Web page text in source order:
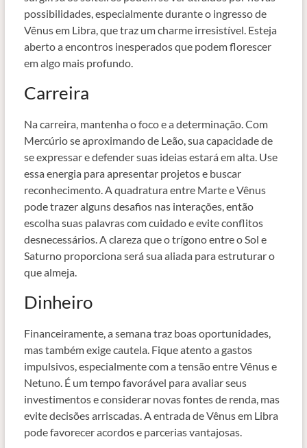
possibilidades, especialmente durante o ingresso de
Vênus em Libra, que traz um charme irresistível. Esteja
aberto a encontros inesperados que podem florescer
em algo mais profundo.
Carreira
Na carreira, mantenha o foco e a determinação. Com
Mercúrio se aproximando de Leão, sua capacidade de
se expressar e defender suas ideias estará em alta. Use
essa energia para apresentar projetos e buscar
reconhecimento. A quadratura entre Marte e Vênus
pode trazer alguns desafios nas interações, então
escolha suas palavras com cuidado e evite conflitos
desnecessários. A clareza que o trígono entre o Sol e
Saturno proporciona será sua aliada para estruturar o
que almeja.
Dinheiro
Financeiramente, a semana traz boas oportunidades,
mas também exige cautela. Fique atento a gastos
impulsivos, especialmente com a tensão entre Vênus e
Netuno. É um tempo favorável para avaliar seus
investimentos e considerar novas fontes de renda, mas
evite decisões arriscadas. A entrada de Vênus em Libra
pode favorecer acordos e parcerias vantajosas.